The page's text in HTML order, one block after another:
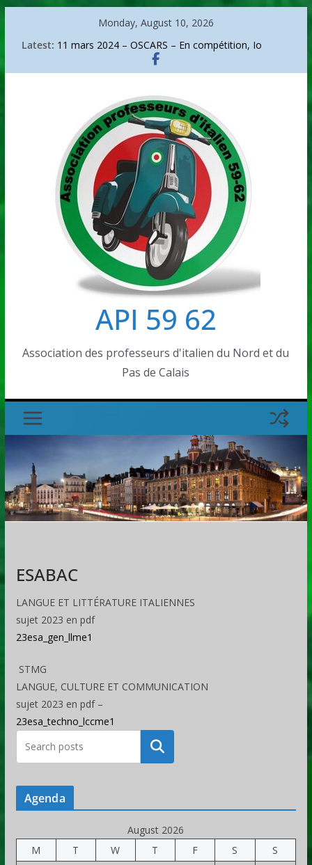
Monday, August 10, 2026
Latest: 11 mars 2024 – OSCARS – En compétition, Io
Sanremo 2026
Go go around Italy
Arte – Arcimboldo, portrait d’un audacieux
API 59 62
Association des professeurs d'italien du Nord et du
Pas de Calais
ESABAC
LANGUE ET LITTÉRATURE ITALIENNES
sujet 2023 en pdf
23esa_gen_llme1
STMG
LANGUE, CULTURE ET COMMUNICATION
sujet 2023 en pdf –
23esa_techno_lccme1
Rechercher
Agenda
August 2026
M
T W T F S
S